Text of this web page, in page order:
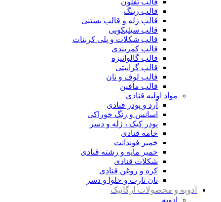
قالب تفلون
قالب رینگ
قالب ژله و قالب بستنی
قالب سیلیکونی
قالب شکلات و پلی کربنات
قالب کمربندی
قالب گالوانیزه
قالب گرانیتی
قالب لوف و نان
قالب مافین
مواد اولیه قنادی
آرد و پودر قنادی
اسانس و رنگ خوراکی
پودر کیک ، ژله و دسر
خامه قنادی
خمیر فوندانت
خمیر مایه و رشته قنادی
شکلات قنادی
کره و روغن قنادی
نان تارت و حلوا و دسر
ادویه و محصولات ارگانیک
ادویه